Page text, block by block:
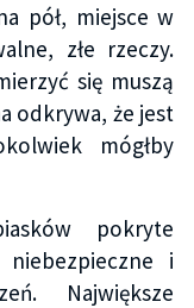
pół, miejsce w
złe rzeczy.
się muszą
odkrywa, że jest
mógłby
pokryte
niebezpieczne i
Największe